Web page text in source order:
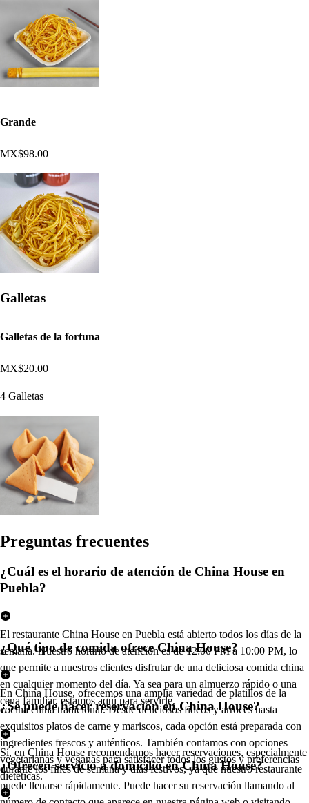
Grande
MX$98.00
Galletas
Galletas de la fortuna
MX$20.00
4 Galletas
Preguntas frecuentes
¿Cuál es el horario de atención de China House en
Puebla?
El restaurante China House en Puebla está abierto todos los días de la
semana. Nuestro horario de atención es de 12:00 PM a 10:00 PM, lo
que permite a nuestros clientes disfrutar de una deliciosa comida china
en cualquier momento del día. Ya sea para un almuerzo rápido o una
cena familiar, estamos aquí para servirle.
¿Qué tipo de comida ofrece China House?
En China House, ofrecemos una amplia variedad de platillos de la
cocina china tradicional. Desde deliciosos fideos y arroces hasta
exquisitos platos de carne y mariscos, cada opción está preparada con
ingredientes frescos y auténticos. También contamos con opciones
vegetarianas y veganas para satisfacer todos los gustos y preferencias
dietéticas.
¿Se puede hacer reservación en China House?
Sí, en China House recomendamos hacer reservaciones, especialmente
durante los fines de semana y días festivos, ya que nuestro restaurante
puede llenarse rápidamente. Puede hacer su reservación llamando al
¿Ofrecen servicio a domicilio en China House?